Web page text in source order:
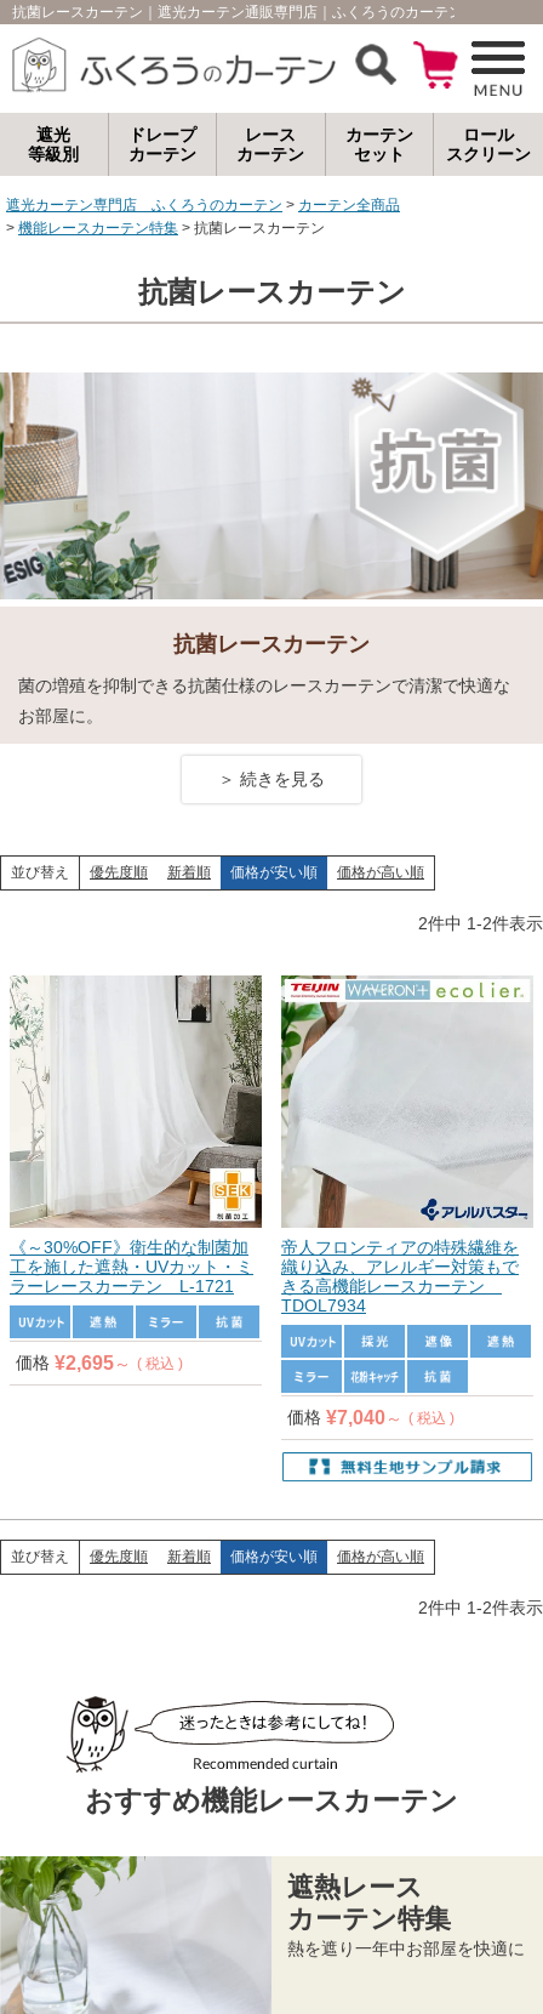
抗菌レースカーテン｜遮光カーテン通販専門店｜ふくろうのカーテン
遮光
等級別
ドレープ
カーテン
レース
カーテン
カーテン
セット
ロール
スクリーン
遮光カーテン専門店 ふくろうのカーテン
カーテン全商品
機能レースカーテン特集
抗菌レースカーテン
抗菌レースカーテン
抗菌レースカーテン
菌の増殖を抑制できる抗菌仕様のレースカーテンで清潔で快適な
お部屋に。
並び替え 優先度順 新着順 価格が安い順 価格が高い順
2件中 1-2件表示
《～30%OFF》衛生的な制菌加
工を施した遮熱・UVカット・ミ
ラーレースカーテン L-1721
価格 ¥2,695 税込
帝人フロンティアの特殊繊維を
織り込み、アレルギー対策もで
きる高機能レースカーテン
TDOL7934
価格 ¥7,040 税込
並び替え 優先度順 新着順 価格が安い順 価格が高い順
2件中 1-2件表示
おすすめ機能レースカーテン
遮熱レース
カーテン特集
熱を遮り一年中お部屋を快適に